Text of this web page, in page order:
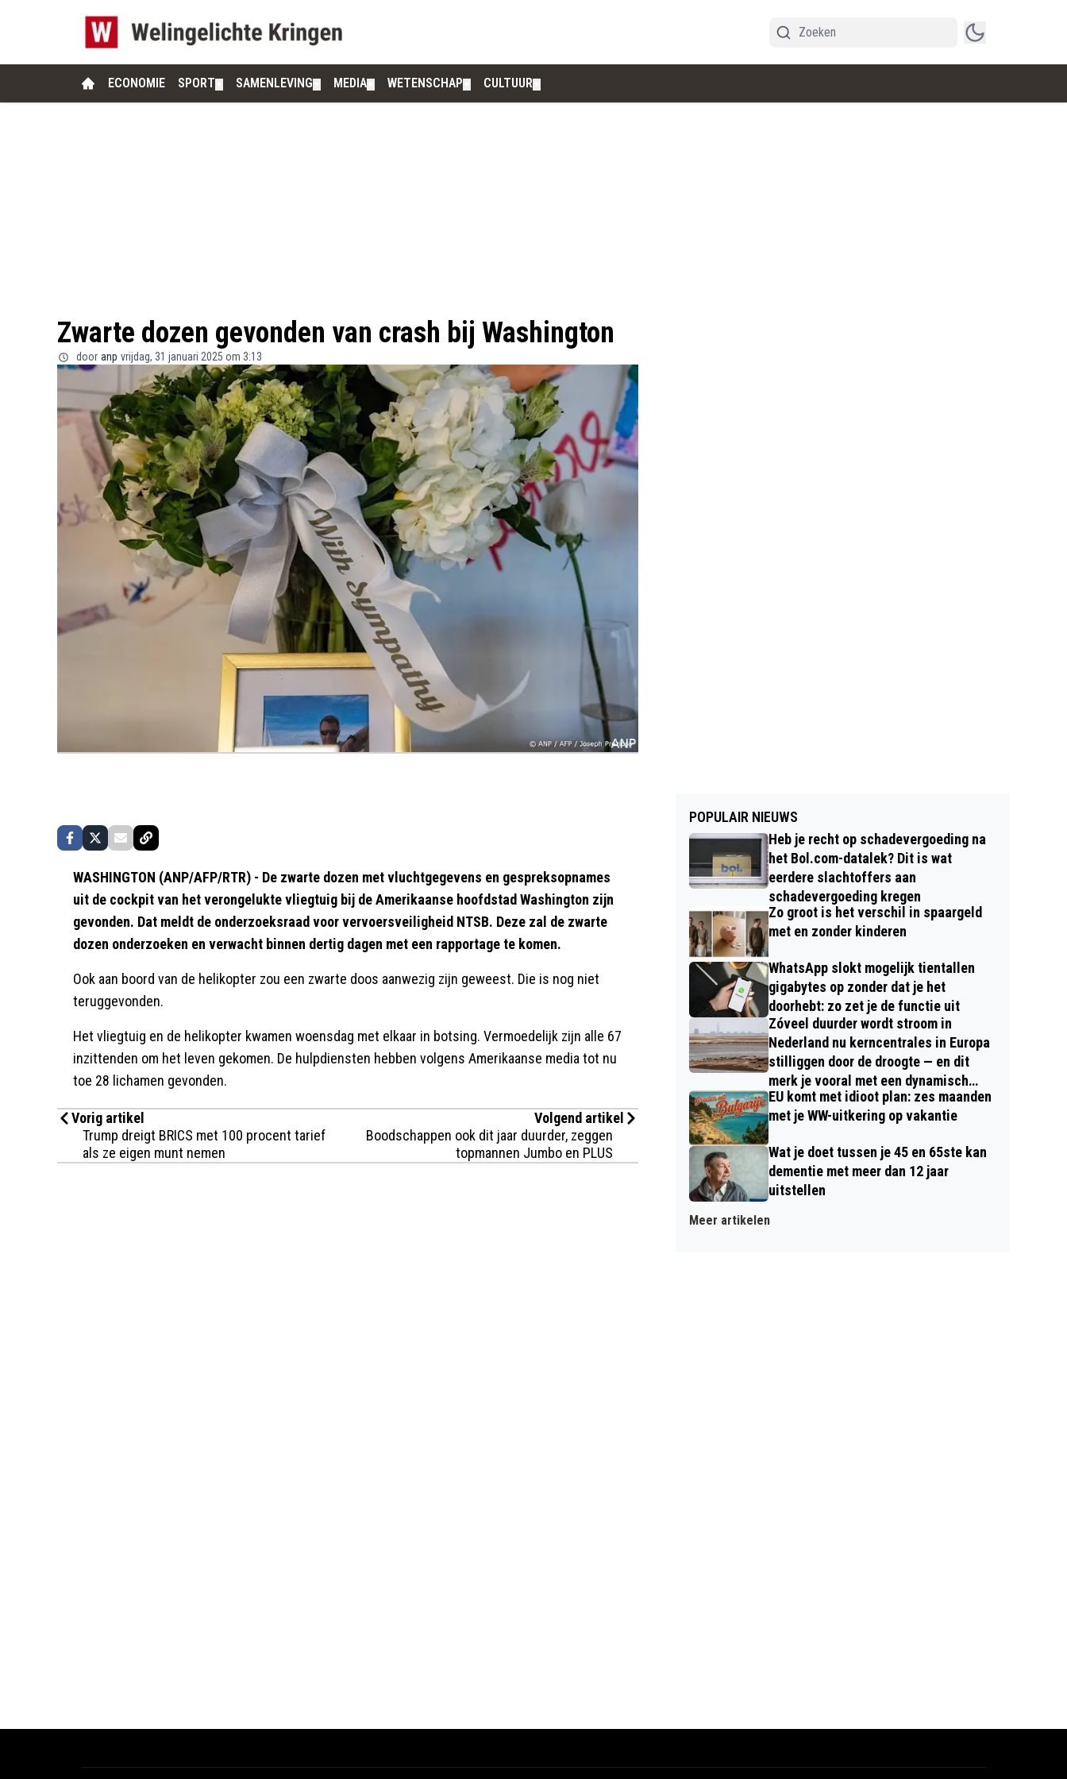
ECONOMIE SPORT SAMENLEVING MEDIA WETENSCHAP CULTUUR
Zwarte dozen gevonden van crash bij Washington
door anp vrijdag, 31 januari 2025 om 3:13
WASHINGTON (ANP/AFP/RTR) - De zwarte dozen met vluchtgegevens en gespreksopnames
uit de cockpit van het verongelukte vliegtuig bij de Amerikaanse hoofdstad Washington zijn
gevonden. Dat meldt de onderzoeksraad voor vervoersveiligheid NTSB. Deze zal de zwarte
dozen onderzoeken en verwacht binnen dertig dagen met een rapportage te komen.
Ook aan boord van de helikopter zou een zwarte doos aanwezig zijn geweest. Die is nog niet
teruggevonden.
Het vliegtuig en de helikopter kwamen woensdag met elkaar in botsing. Vermoedelijk zijn alle 67
inzittenden om het leven gekomen. De hulpdiensten hebben volgens Amerikaanse media tot nu
toe 28 lichamen gevonden.
Vorig artikel
Trump dreigt BRICS met 100 procent tarief
als ze eigen munt nemen
Volgend artikel
Boodschappen ook dit jaar duurder, zeggen
topmannen Jumbo en PLUS
POPULAIR NIEUWS
Heb je recht op schadevergoeding na
het Bol.com-datalek? Dit is wat
eerdere slachtoffers aan
schadevergoeding kregen
Zo groot is het verschil in spaargeld
met en zonder kinderen
WhatsApp slokt mogelijk tientallen
gigabytes op zonder dat je het
doorhebt: zo zet je de functie uit
Zóveel duurder wordt stroom in
Nederland nu kerncentrales in Europa
stilliggen door de droogte — en dit
merk je vooral met een dynamisch
contract
EU komt met idioot plan: zes maanden
met je WW-uitkering op vakantie
Wat je doet tussen je 45 en 65ste kan
dementie met meer dan 12 jaar
uitstellen
Meer artikelen